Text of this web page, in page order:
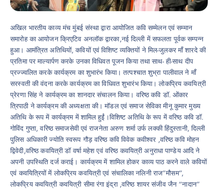
अखिल भारतीय काव्य मंच मुंबई संस्था द्वारा आयोजित कवि सम्मेलन एवं सम्मान
समारोह का आयोजन क्रिएटिव अनलॉक द्वारका,नई दिल्ली में सफलता पूर्वक सम्पन्न
हुआ। आमंत्रित अतिथियों, कवियों एवं विशिष्ट व्यक्तियों ने मिल-जुलकर माँ शारदे की
प्रतिमा पर माल्यार्पण करके उनका विधिवत पूजन किया तथा साथ- ही-साथ दीप
प्रज्ज्वलित करके कार्यक्रम का शुभारंभ किया। तत्पश्चात शुभ्रा पालीवाल ने माँ
सरस्वती की वंदना करके कार्यक्रम का विधिवत शुभारंभ किया। लोकप्रिय कवयित्री
प्रेरणा सिंह ने कार्यक्रम का शानदार संचालन किया। वरिष्ठ कवि डॉ. ओंकार
त्रिपाठी ने कार्यक्रम की अध्यक्षता की। मॉडल एवं समाज सेविका मीनू कुमार मुख्य
अतिथि के रूप में कार्यक्रम में शामिल हुईं।विशिष्ट अतिथि के रूप में वरिष्ठ कवि डॉ.
गोविंद गुप्ता, वरिष्ठ समाजसेवी एवं राजनेता अरुण शर्मा उर्फ लक्की हिंदुस्तानी, दिल्ली
पुलिस अधिकारी ज्योति स्वरूप गौड़ वरिष्ठ कवि विवेक कवीश्वर ,वरिष्ठ कवि मोहन
द्विवेदी,वरिष्ठ कवयित्री डॉ वर्षा महेश एवं वरिष्ठ कवयित्री अनुराधा पाण्डेय आदि ने
अपनी उपस्थिति दर्ज कराई। कार्यक्रम में शामिल होकर काव्य पाठ करने वाले कवियों
एवं कवयित्रियों में लोकप्रिय कवयित्री एवं संचालिका नलिनी राज”मौसम”,
लोकप्रिय कवयित्री कवयित्री सीमा रंगा इंद्रा ,वरिष्ठ शायर संजीव जैन “नादान”